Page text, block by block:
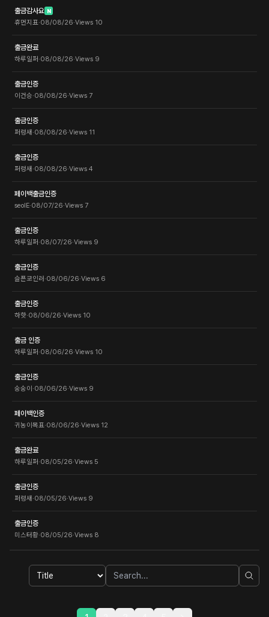
출금감사요 N
휴먼지표·08/08/26·Views 10
출금완료
하루일퍼·08/08/26·Views 9
출금인증
이건승·08/08/26·Views 7
출금인증
퍼렁새 ·08/08/26·Views 11
출금인증
퍼렁새 ·08/08/26·Views 4
페이백출금인증
seolE·08/07/26·Views 7
출금인증
하루일퍼·08/07/26·Views 9
출금인증
슬픈코인러·08/06/26·Views 6
출금인증
하핫·08/06/26·Views 10
출금 인증
하루일퍼·08/06/26·Views 10
출금인증
숭숭이·08/06/26·Views 9
페이백인증
귀농이목표·08/06/26·Views 12
출금완료
하루일퍼·08/05/26·Views 5
출금인증
퍼렁새 ·08/05/26·Views 9
출금인증
미스터황·08/05/26·Views 8